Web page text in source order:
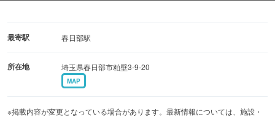
最寄駅 春日部駅
所在地 埼玉県春日部市粕壁3-9-20
MAP
※掲載内容が変更となっている場合があります。最新情報については、施設・